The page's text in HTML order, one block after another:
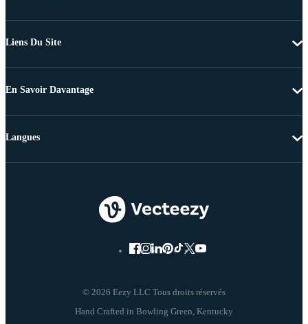
Liens Du Site
En Savoir Davantage
© 2026 Eezy LLC Tous droits réservés
Langues